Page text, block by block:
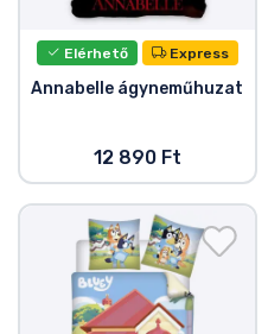
Elérhető Express
Annabelle ágyneműhuzat
12 890 Ft